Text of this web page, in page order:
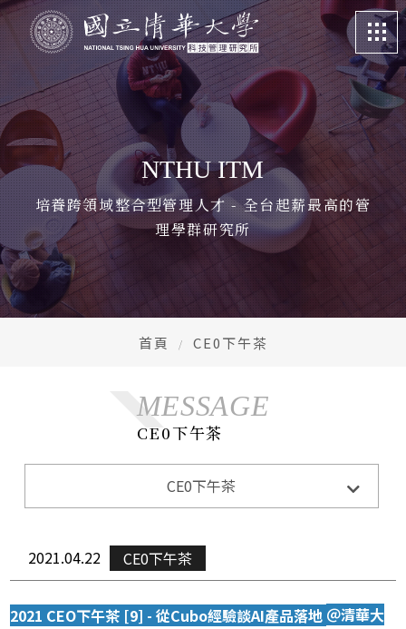
關於我們 About
課程特色 Program
招生訊息 Admission
系所成員 Faculty
學生專區 Student life
NTHU ITM
培養跨領域整合型管理人才 - 全台起薪最高的管
理學群研究所
首頁 CE0下午茶
MESSAGE
CE0下午茶
CE0下午茶
Announcements
演講與活動Lecture&Activity
榮譽獲獎Honor
2021.04.22 CE0下午茶
2021 CEO下午茶 [9] - 從Cubo經驗談AI產品落地 ＠清華大